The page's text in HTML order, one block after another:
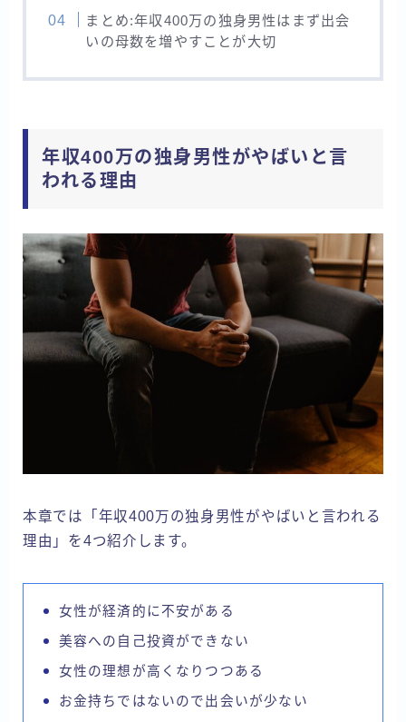
まとめ:年収400万の独身男性はまず出会
いの母数を増やすことが大切
年収400万の独身男性がやばいと言
われる理由
本章では「年収400万の独身男性がやばいと言われる
理由」を4つ紹介します。
女性が経済的に不安がある
美容への自己投資ができない
女性の理想が高くなりつつある
お金持ちではないので出会いが少ない